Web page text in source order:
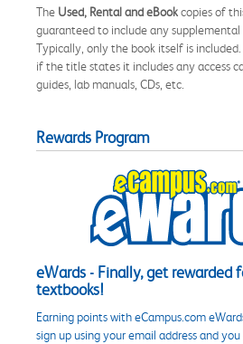
The Used, Rental and eBookcopies of
guaranteed to include any supplemental
Typically, only the book itself is included.
if the title states it includes any access
guides, lab manuals, CDs, etc.
Rewards Program
eWards - Finally, get rewarded
textbooks!
Earning points with eCampus.com
sign up using your email address and